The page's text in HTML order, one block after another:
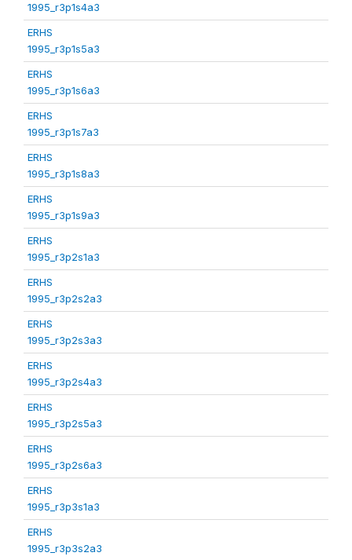
1995_r3p1s4a3
ERHS
1995_r3p1s5a3
ERHS
1995_r3p1s6a3
ERHS
1995_r3p1s7a3
ERHS
1995_r3p1s8a3
ERHS
1995_r3p1s9a3
ERHS
1995_r3p2s1a3
ERHS
1995_r3p2s2a3
ERHS
1995_r3p2s3a3
ERHS
1995_r3p2s4a3
ERHS
1995_r3p2s5a3
ERHS
1995_r3p2s6a3
ERHS
1995_r3p3s1a3
ERHS
1995_r3p3s2a3